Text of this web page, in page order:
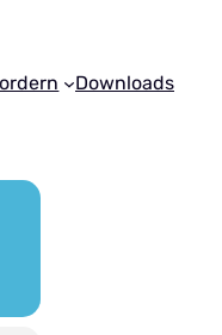
Downloads